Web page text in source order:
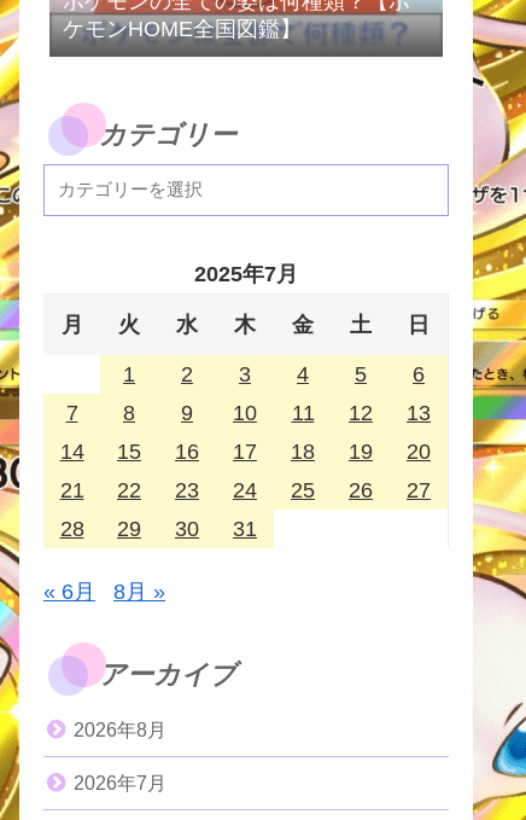
ケモンHOME全国図鑑】
カテゴリー
2025年7月
月 火 水 木 金 土 日
1 2 3 4 5
6
7
8 9 10 11 12
13
14
15 16 17 18 19
20
21
22 23 24 25 26
27
28
29 30 31
« 6月 8月 »
アーカイブ
2026年8月
2026年7月